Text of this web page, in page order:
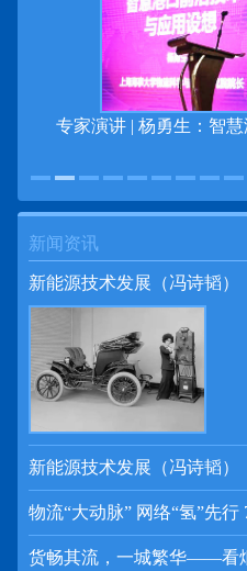
专家演讲 | 杨勇生：智
新闻资讯
新能源技术发展（冯诗韬）
新能源技术发展（冯诗韬）